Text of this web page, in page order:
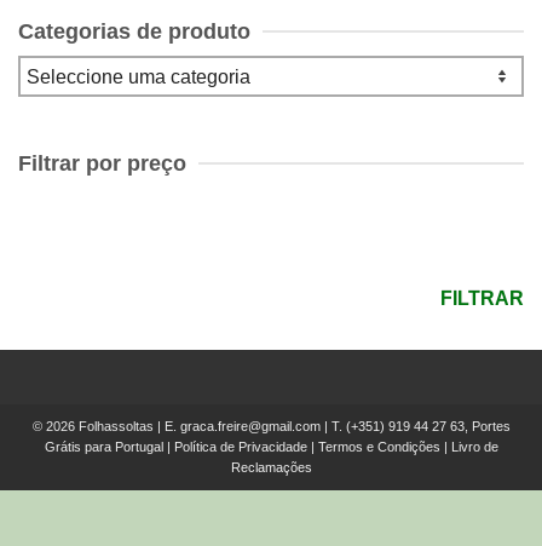
Categorias de produto
Filtrar por preço
FILTRAR
© 2026 Folhassoltas | E. graca.freire@gmail.com| T. (+351) 919 44 27 63, Portes
Grátis para Portugal
Política de Privacidade| Termos e Condições
Livro de
Reclamações